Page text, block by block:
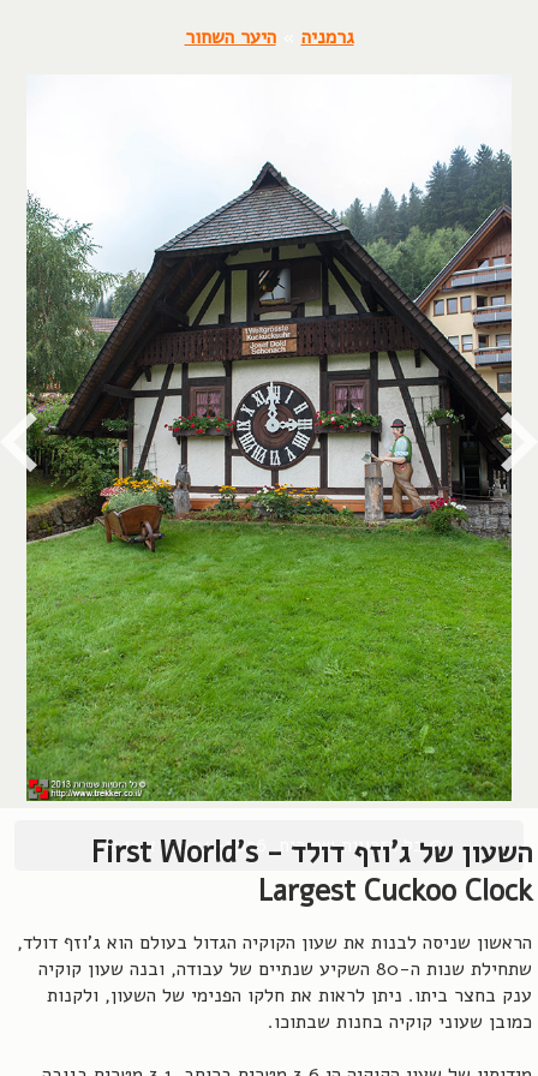
גרמניה »היער השחור
השעון של ג'וזף דולד - First World's
Largest Cuckoo Clock
הראשון שניסה לבנות את שעון הקוקיה הגדול בעולם הוא ג'וזף דולד,
שתחילת שנות ה-80 השקיע שנתיים של עבודה, ובנה שעון קוקיה
ענק בחצר ביתו. ניתן לראות את חלקו הפנימי של השעון, ולקנות
כמובן שעוני קוקיה בחנות שבתוכו.
© כל הזכויות שמורות, 2004-2026, אורן שץ